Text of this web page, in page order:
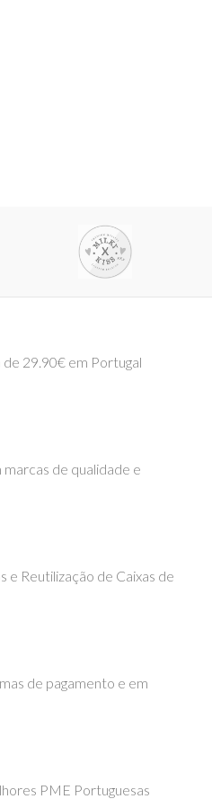
29.90€ em Portugal
de qualidade e
e Reutilização de Caixas de
de pagamento e em
PME Portuguesas